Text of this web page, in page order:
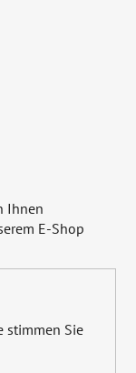
Ihnen
E-Shop
stimmen Sie